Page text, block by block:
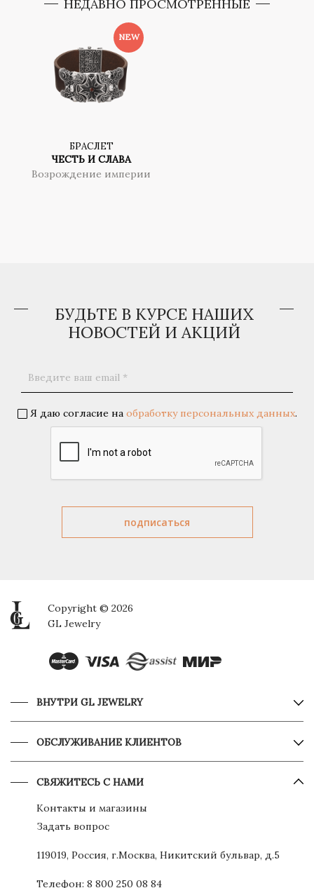
НЕДАВНО ПРОСМОТРЕННЫЕ
БРАСЛЕТ
ЧЕСТЬ И СЛАВА
Возрождение империи
БУДЬТЕ В КУРСЕ НАШИХ
НОВОСТЕЙ И АКЦИЙ
Я даю согласие на обработку персональных данных.
Copyright © 2026
GL Jewelry
ВНУТРИ GL JEWELRY
ОБСЛУЖИВАНИЕ КЛИЕНТОВ
СВЯЖИТЕСЬ С НАМИ
Контакты и магазины
Задать вопрос
119019, Россия, г.Москва, Никитский бульвар, д.5
Телефон: 8 800 250 08 84